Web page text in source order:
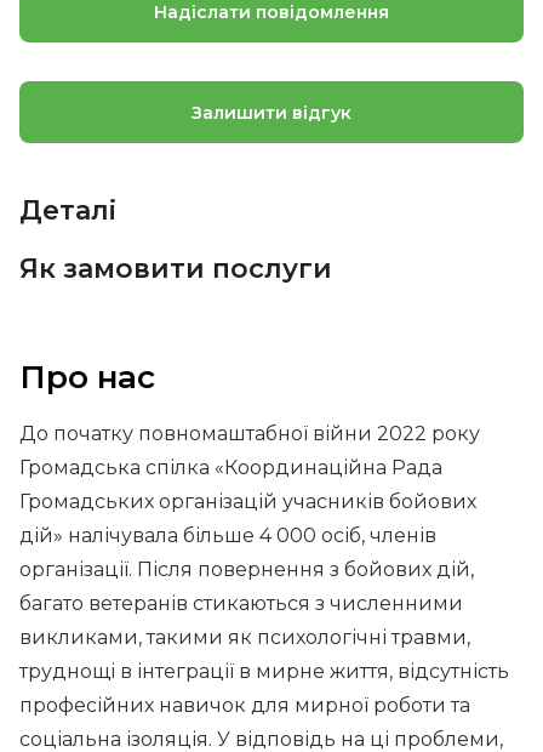
Про нас
До початку повномаштабної війни 2022 року
Громадська спілка «Координаційна Рада
Громадських організацій учасників бойових
дій» налічувала більше 4 000 осіб, членів
організації. Після повернення з бойових дій,
багато ветеранів стикаються з численними
викликами, такими як психологічні травми,
труднощі в інтеграції в мирне життя, відсутність
професійних навичок для мирної роботи та
соціальна ізоляція. У відповідь на ці проблеми,
Надіслати повідомлення
Залишити відгук
Деталі
Як замовити послуги